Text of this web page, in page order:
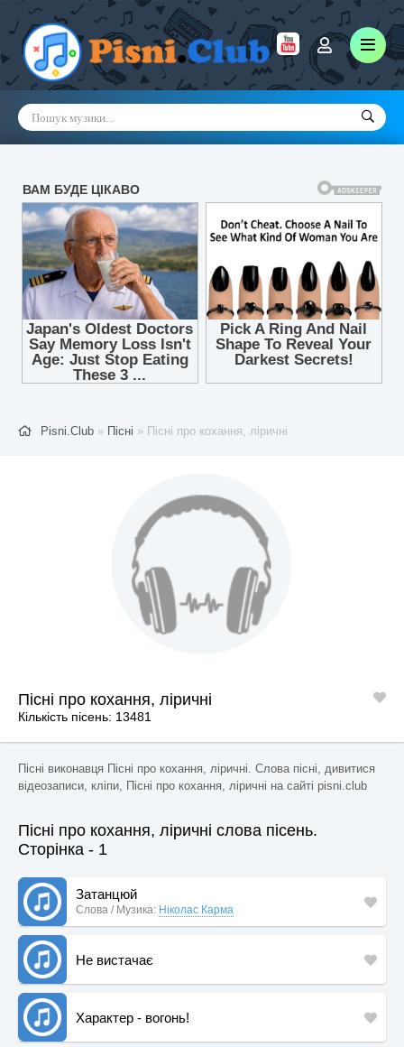
Pisni.Club » Пісні » Пісні про кохання, ліричні
Пісні про кохання, ліричні
Кількість пісень: 13481
Пісні виконавця Пісні про кохання, ліричні. Слова пісні, дивитися
відеозаписи, кліпи, Пісні про кохання, ліричні на сайті pisni.club
Пісні про кохання, ліричні слова пісень.
Сторінка - 1
Затанцюй
Слова / Музика: Ніколас Карма
Не вистачає
Характер - вогонь!